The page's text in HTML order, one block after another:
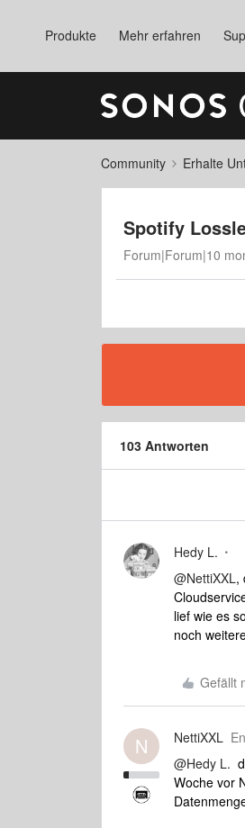
Produkte Mehr erfahren
Community Erhalte
Spotify
Forum|Forum|10
103 Antworten
Hedy L.
@NettiXXL,
lief wie es
noch
Gefällt
N NettiXXL
@Hedy L.
Woche vor